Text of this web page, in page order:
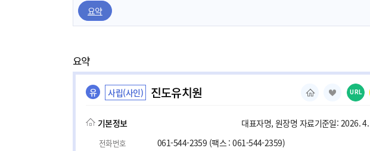
요약
요약
유 사립(사인) 진도유치원 URL
기본정보 대표자명, 원장명 자료기준일: 2026.
전화번호 061-544-2359 (팩스 : 061-544-2359)